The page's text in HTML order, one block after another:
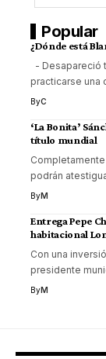
Popular
¿Dónde está
- Desapareció
practicarse una
ByC
‘La Bonita’
título mundial
podrán
ByM
Entrega Pepe
habitacional
Con una
presidente
ByM